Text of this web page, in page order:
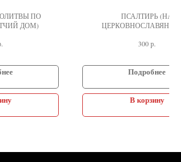
ПО
ДОМ)
ПСАЛТИРЬ (НА
300р.
Подробнее
В корзину